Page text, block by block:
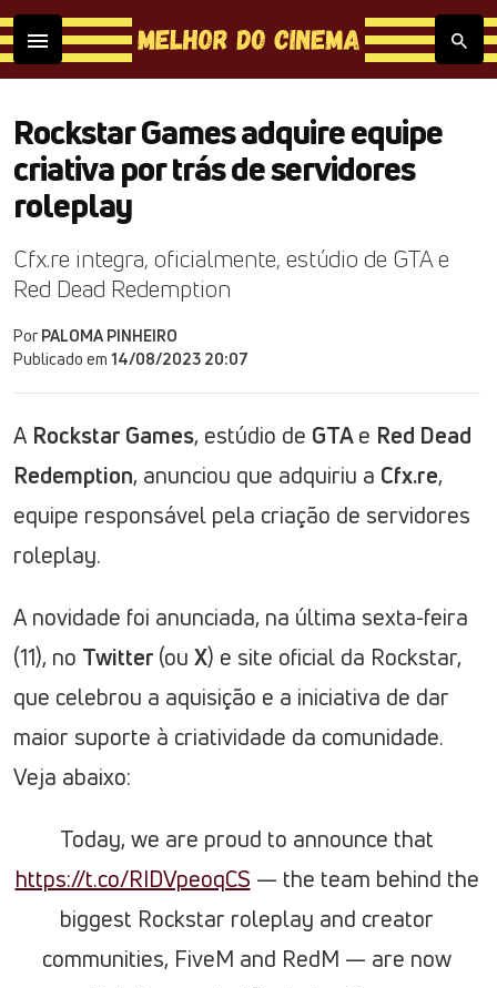
Rockstar Games adquire equipe
criativa por trás de servidores
roleplay
Cfx.re integra, oficialmente, estúdio de GTA e
Red Dead Redemption
Por PALOMA PINHEIRO
Publicado em 14/08/2023 20:07
A Rockstar Games, estúdio de GTAe Red Dead
Redemption, anunciou que adquiriu a Cfx.re,
equipe responsável pela criação de servidores
roleplay.
A novidade foi anunciada, na última sexta-feira
(11), no Twitter (ou X) e site oficial da Rockstar,
que celebrou a aquisição e a iniciativa de dar
maior suporte à criatividade da comunidade.
Veja abaixo:
Today, we are proud to announce that
https://t.co/RIDVpeoqCS — the team behind the
biggest Rockstar roleplay and creator
communities, FiveM and RedM — are now